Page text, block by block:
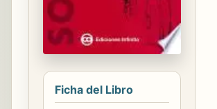
Ficha del Libro